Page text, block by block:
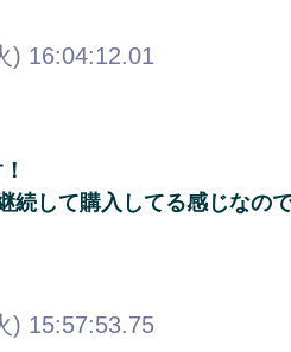
) 16:04:12.01
続して購入してる感じなの
) 15:57:53.75